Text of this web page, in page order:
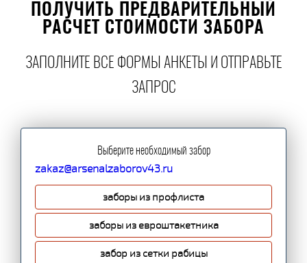
ПОЛУЧИТЬ ПРЕДВАРИТЕЛЬНЫЙ
РАСЧЕТ СТОИМОСТИ ЗАБОРА
ЗАПОЛНИТЕ ВСЕ ФОРМЫ АНКЕТЫ И ОТПРАВЬТЕ
ЗАПРОС
Выберите необходимый забор
zakaz@arsenalzaborov43.ru
заборы из профлиста
заборы из евроштакетника
забор из сетки рабицы